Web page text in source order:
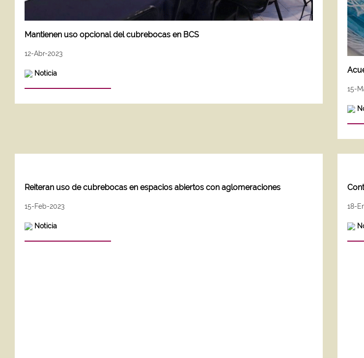
Mantienen uso opcional del cubrebocas en BCS
12-Abr-2023
Noticia
15-
Reiteran uso de cubrebocas en espacios abiertos con aglomeraciones
15-Feb-2023
Noticia
18-